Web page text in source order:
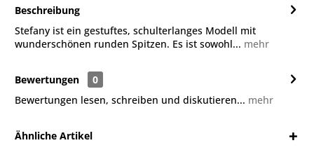
Beschreibung
Stefany ist ein gestuftes, schulterlanges Modell mit
wunderschönen runden Spitzen. Es ist sowohl... mehr
Bewertungen
0
Bewertungen lesen, schreiben und diskutieren... mehr
Ähnliche Artikel